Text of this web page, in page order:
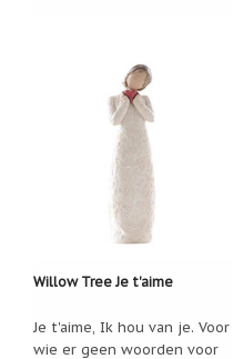
Verhuizingsuitverkoop
vinden
cadeautje?
Willow Tree Je t'aime
Je t'aime, Ik hou van je. Voor
wie er geen woorden voor